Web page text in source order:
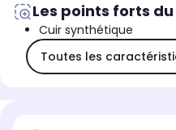
Les points forts
Cuir synthétique
Toutes les